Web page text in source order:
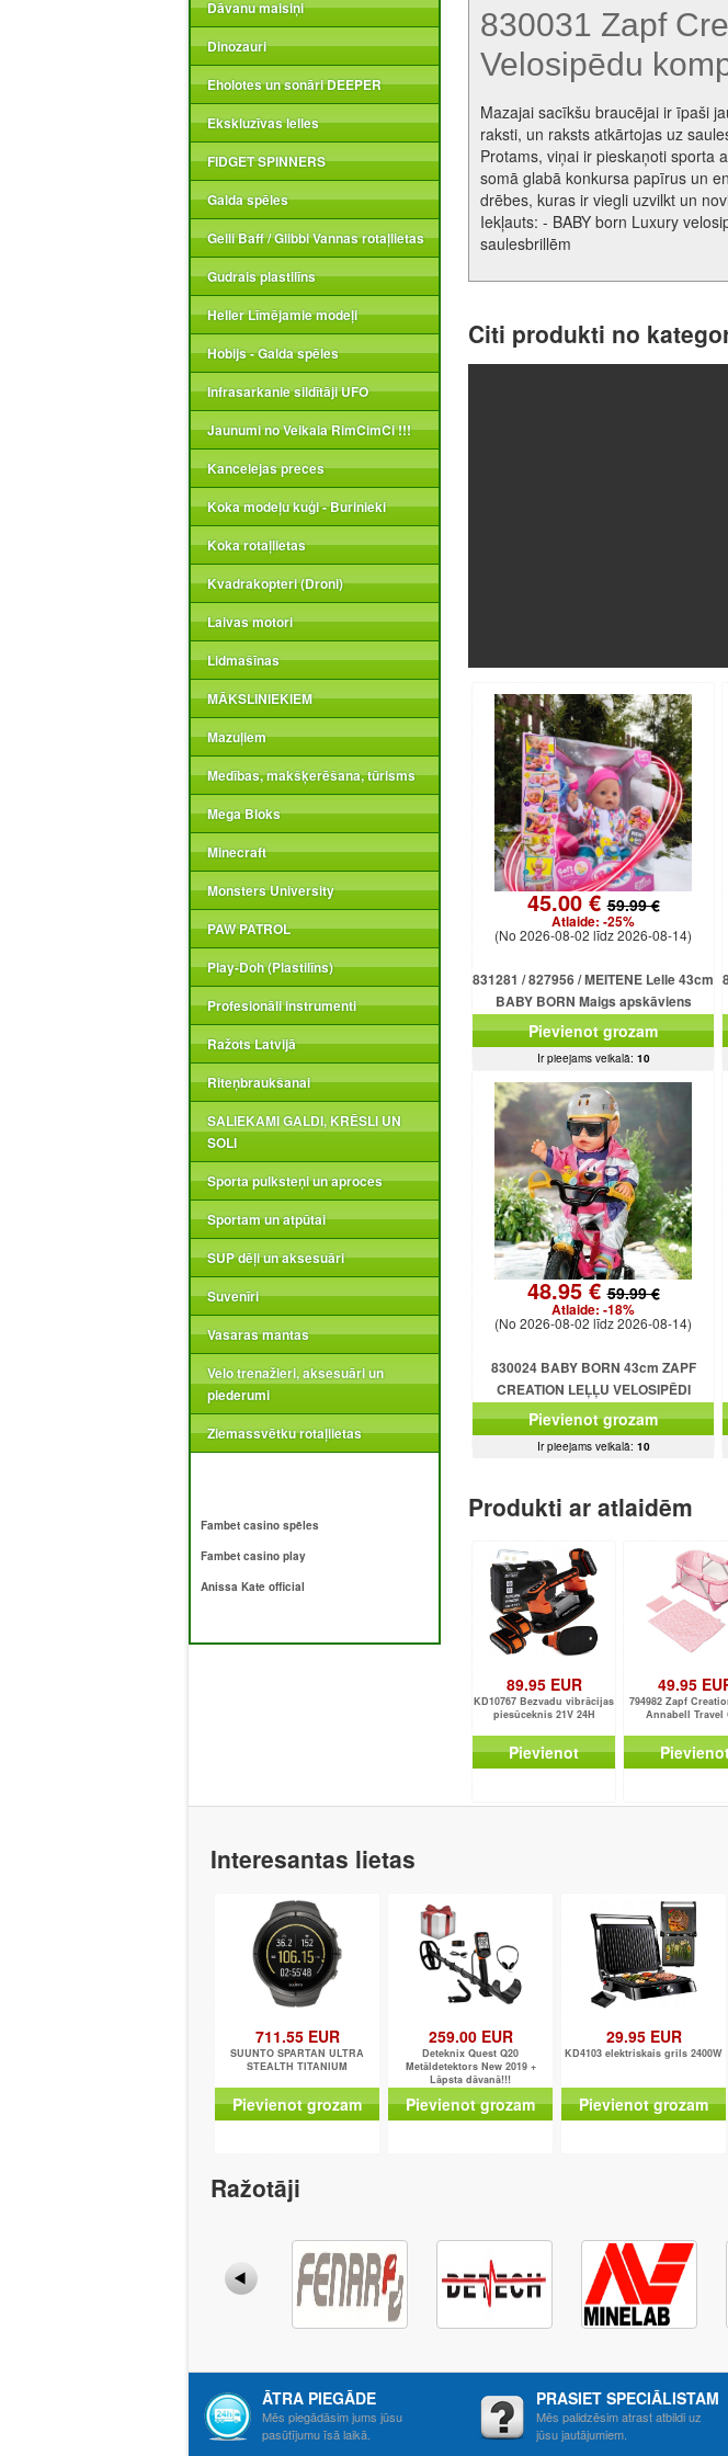
Dāvanu maisiņi
Dinozauri
Eholotes un sonāri DEEPER
Ekskluzīvas lelles
FIDGET SPINNERS
Galda spēles
Gelli Baff / Glibbi Vannas rotaļlietas
Gudrais plastilīns
Heller Līmējamie modeļi
Hobijs - Galda spēles
Infrasarkanie sildītāji UFO
Jaunumi no Veikala RimCimCi !!!
Kancelejas preces
Koka modeļu kuģi - Burinieki
Koka rotaļlietas
Kvadrakopteri (Droni)
Laivas motori
Lidmašīnas
MĀKSLINIEKIEM
Mazuļiem
Medības, makšķerēšana, tūrisms
Mega Bloks
Minecraft
Monsters University
PAW PATROL
Play-Doh (Plastilīns)
Profesionāli instrumenti
Ražots Latvijā
Riteņbraukšanai
SALIEKAMI GALDI, KRĒSLI UN
SOLI
Sporta pulksteņi un aproces
Sportam un atpūtai
SUP dēļi un aksesuāri
Suvenīri
Vasaras mantas
Velo trenažieri, aksesuāri un
piederumi
Ziemassvētku rotaļlietas
Fambet casino spēles
Fambet casino play
Anissa Kate official
830031 Zapf
Velosipēdu
Mazajai sacīkšu braucējai ir īpaši
raksti, un raksts atkārtojas uz
Protams, viņai ir pieskaņoti sporta
somā glabā konkursa papīrus un
drēbes, kuras ir viegli uzvilkt un
Iekļauts: - BABY born Luxury
saulesbrillēm
Citi produkti no
45.00 €59.99 €
Atlaide: -25%
(No 2026-08-02 līdz 2026-08-14)
831281 / 827956 / MEITENE Lelle 43cm
BABY BORN Maigs apskāviens
Ziemas mazulis ZAPF CREATION NEW
Pievienot grozam
Ir pieejams veikalā: 10
48.95 €59.99 €
Atlaide: -18%
(No 2026-08-02 līdz 2026-08-14)
830024 BABY BORN 43cm ZAPF
CREATION LEĻĻU VELOSIPĒDI
Pievienot grozam
Ir pieejams veikalā: 10
Produkti ar atlaidēm
89.95 EUR
KD10767 Bezvadu vibrācijas
piesūceknis 21V 24H
Pievienot
49.95
794982 Zapf
Annabell Travel
Interesantas lietas
711.55 EUR
SUUNTO SPARTAN ULTRA
STEALTH TITANIUM
Pievienot grozam
259.00 EUR
Deteknix Quest Q20
Metāldetektors New 2019 +
Lāpsta dāvanā!!!
Pievienot grozam
29.95 EUR
KD4103 elektriskais grils 2400W
Pievienot grozam
Ražotāji
ĀTRA PIEGĀDE
Mēs piegādāsim jums jūsu
pasūtījumu īsā laikā.
PRASIET SPECIĀLISTAM
Mēs palidzēsim atrast atbildi uz
jūsu jautājumiem.